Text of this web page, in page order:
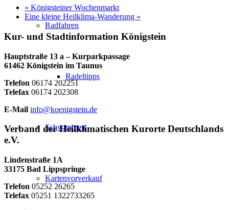
Radfahren
Radeltipps
Schwimmen
Kartenvorverkauf
« Königsteiner Wochenmarkt
Eine kleine Heilklima-Wanderung »
Kur- und Stadtinformation Königstein
Hauptstraße 13 a – Kurparkpassage
61462 Königstein im Taunus
Telefon 06174 202251
Telefax 06174 202308
E-Mail info@koenigstein.de
Verband der Heilklimatischen Kurorte Deutschlands
e.V.
Lindenstraße 1A
33175 Bad Lippspringe
Telefon 05252 26265
Telefax 05251 1322733265